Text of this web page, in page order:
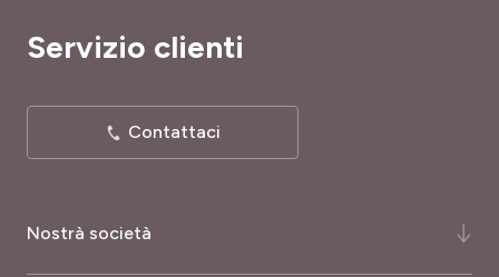
Nostrà società
Servizio clienti
Contattaci